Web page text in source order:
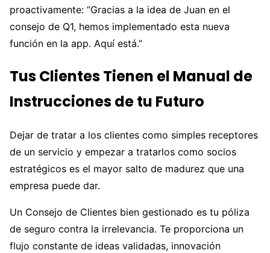
proactivamente: “Gracias a la idea de Juan en el
consejo de Q1, hemos implementado esta nueva
función en la app. Aquí está.”
Tus Clientes Tienen el Manual de
Instrucciones de tu Futuro
Dejar de tratar a los clientes como simples receptores
de un servicio y empezar a tratarlos como socios
estratégicos es el mayor salto de madurez que una
empresa puede dar.
Un Consejo de Clientes bien gestionado es tu póliza
de seguro contra la irrelevancia. Te proporciona un
flujo constante de ideas validadas, innovación